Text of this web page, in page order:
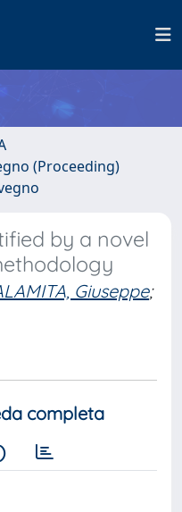
(Proceeding)
by a novel
Giuseppe;
completa